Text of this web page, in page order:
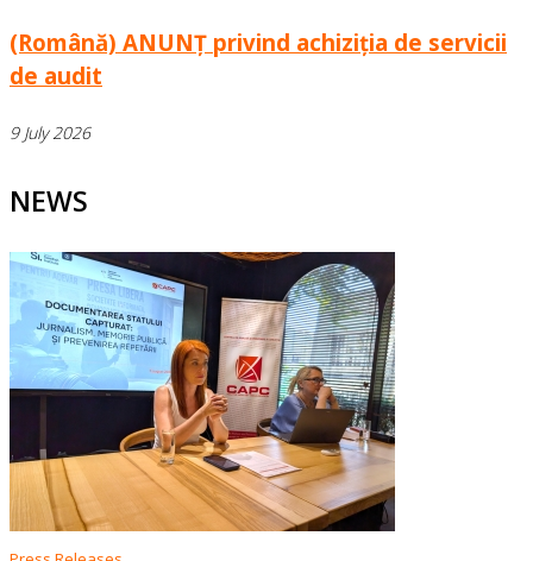
(Română) ANUNȚ privind achiziția de servicii
de audit
9 July 2026
NEWS